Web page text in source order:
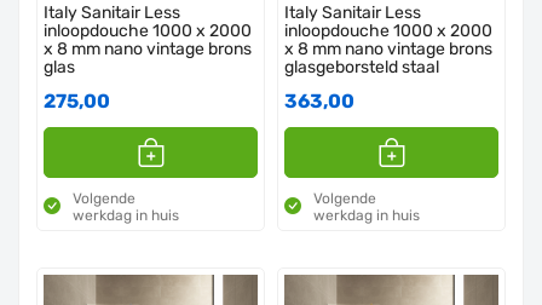
Italy Sanitair Less
inloopdouche 1000 x 2000
x 8 mm nano vintage brons
glas
275,00
Volgende
werkdag in huis
Italy Sanitair Less
inloopdouche 1000 x 2000
x 8 mm nano vintage brons
glasgeborsteld staal
363,00
Volgende
werkdag in huis